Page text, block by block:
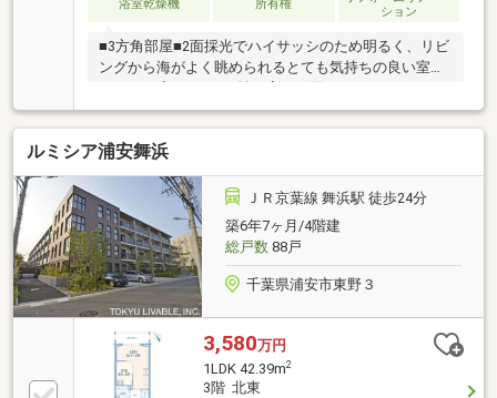
浴室乾燥機 所有権
ション
■3方角部屋■2面採光でハイサッシのため明るく、リビ
ングから海がよく眺められるとても気持ちの良い室内
クインクローゼット2ヶ所、シューズインクローゼッ
ト、他にも収納多数。■室内角の梁が無くレイアウト
しやすいアウトフレーム・逆梁工法■鹿島建設 施工の
制震構造マンションフルリフォーム物件ですので、そ
のままお住まいいただけます。リフォーム中でもご見
学可能です。資料もご用意できます。ご見学やご質問
など、お気軽にお問合せください。
ルミシア浦安舞浜
ＪＲ京葉線 舞浜駅 徒歩24分
築6年7ヶ月/4階建
総戸数88戸
千葉県浦安市東野３
3,580万円
1LDK 42.39m2
3階 北東